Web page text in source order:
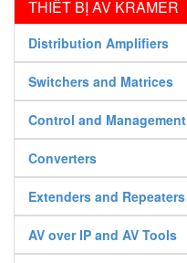
THIẾT BỊ AV KRAMER
Distribution Amplifiers
Switchers and Matrices
Control and Management
Converters
Extenders and Repeaters
AV over IP and AV Tools